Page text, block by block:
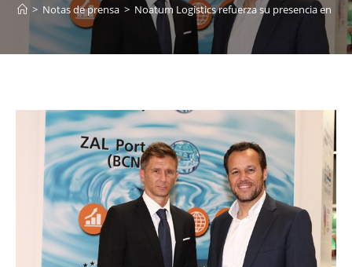
> Notas de prensa > Noatum Logistics refuerza su presencia en la